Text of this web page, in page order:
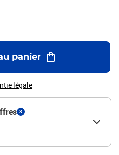
panier
légale
3